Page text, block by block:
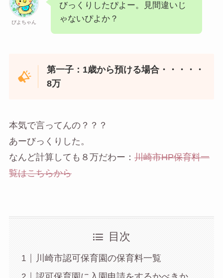
ぴよちゃん
びっくりしたぴよー。見間違いじ
ゃないぴよか？
第一子：1歳から預ける場合・・・・・
8万
本気で言ってんの？？？
あーびっくりした。
なんど計算しても８万だわー： 川崎市HP保育料一
覧はこちらから
目次
川崎市認可保育園の保育料一覧